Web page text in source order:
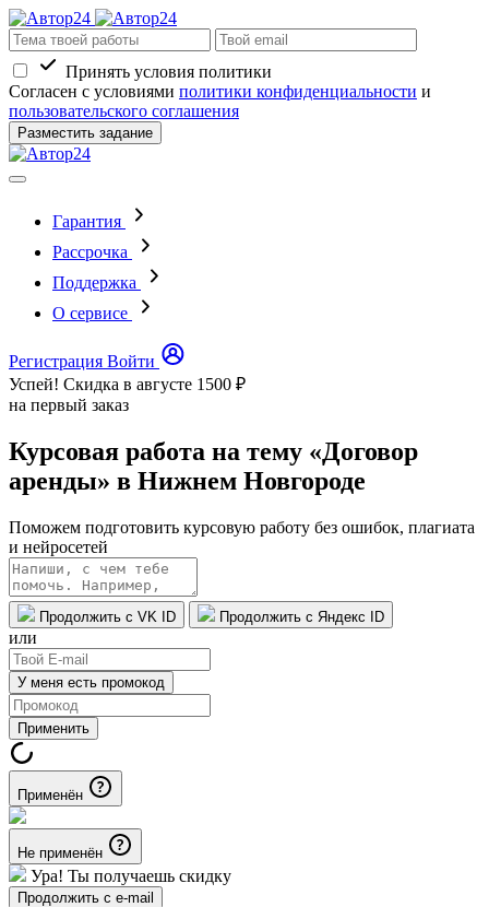
Принять условия политики
Согласен с условиями политики конфиденциальности и
пользовательского соглашения
Разместить задание
Гарантия
Рассрочка
Поддержка
О сервисе
Регистрация Войти
Успей! Скидка в августе 1500 ₽
на первый заказ
Курсовая работа на тему «Договор
аренды» в Нижнем Новгороде
Поможем подготовить курсовую работу без ошибок, плагиата
и нейросетей
Продолжить с VK ID Продолжить с Яндекс ID
или
У меня есть промокод
Применить
Применён
Не применён
Ура! Ты получаешь скидку
Продолжить с e-mail